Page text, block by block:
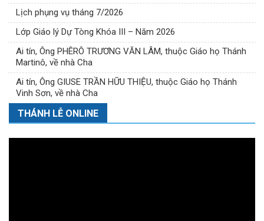
Lịch phụng vụ tháng 7/2026
Lớp Giáo lý Dự Tòng Khóa III – Năm 2026
Ai tín, Ông PHÊRÔ TRƯƠNG VĂN LÂM, thuộc Giáo họ Thánh
Martinô, về nhà Cha
Ai tín, Ông GIUSE TRẦN HỮU THIỆU, thuộc Giáo họ Thánh
Vinh Sơn, về nhà Cha
THÁNH LỄ ONLINE